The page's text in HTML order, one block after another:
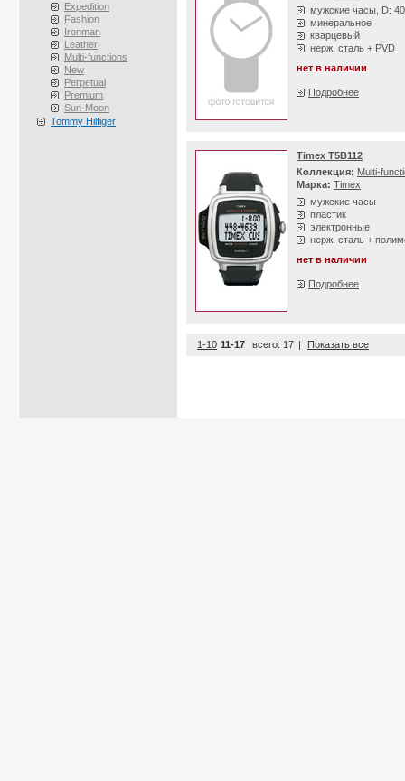
Expedition
Fashion
Ironman
Leather
Multi-functions
New
Perpetual
Premium
Sun-Moon
Tommy Hilfiger
мужские часы, D:
минеральное
кварцевый
нерж. сталь + PVD
нет в наличии
Подробнее
Timex T5B112
Коллекция: Multi-
Марка: Timex
мужские часы
пластик
электронные
нерж. сталь +
нет в наличии
Подробнее
1-10 11-17 всего: 17 | Показать все